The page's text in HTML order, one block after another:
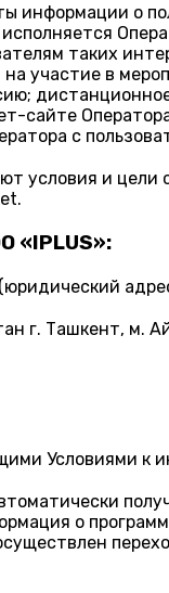
информации о
таких
на участие в
сайте
с
условия и цели
«IPLUS»:
г. Ташкент, м.
Условиями к
о